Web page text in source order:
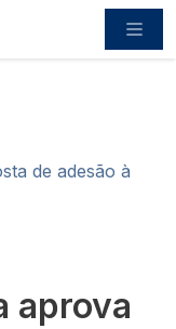
de adesão à
aprova